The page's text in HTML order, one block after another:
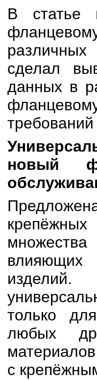
В статье
сделал
данных в
требований
новый
только
любых
с